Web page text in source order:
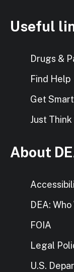
Useful
Drugs &
Find Help
Get
Just
About
DEA:
FOIA
Legal
U.S.